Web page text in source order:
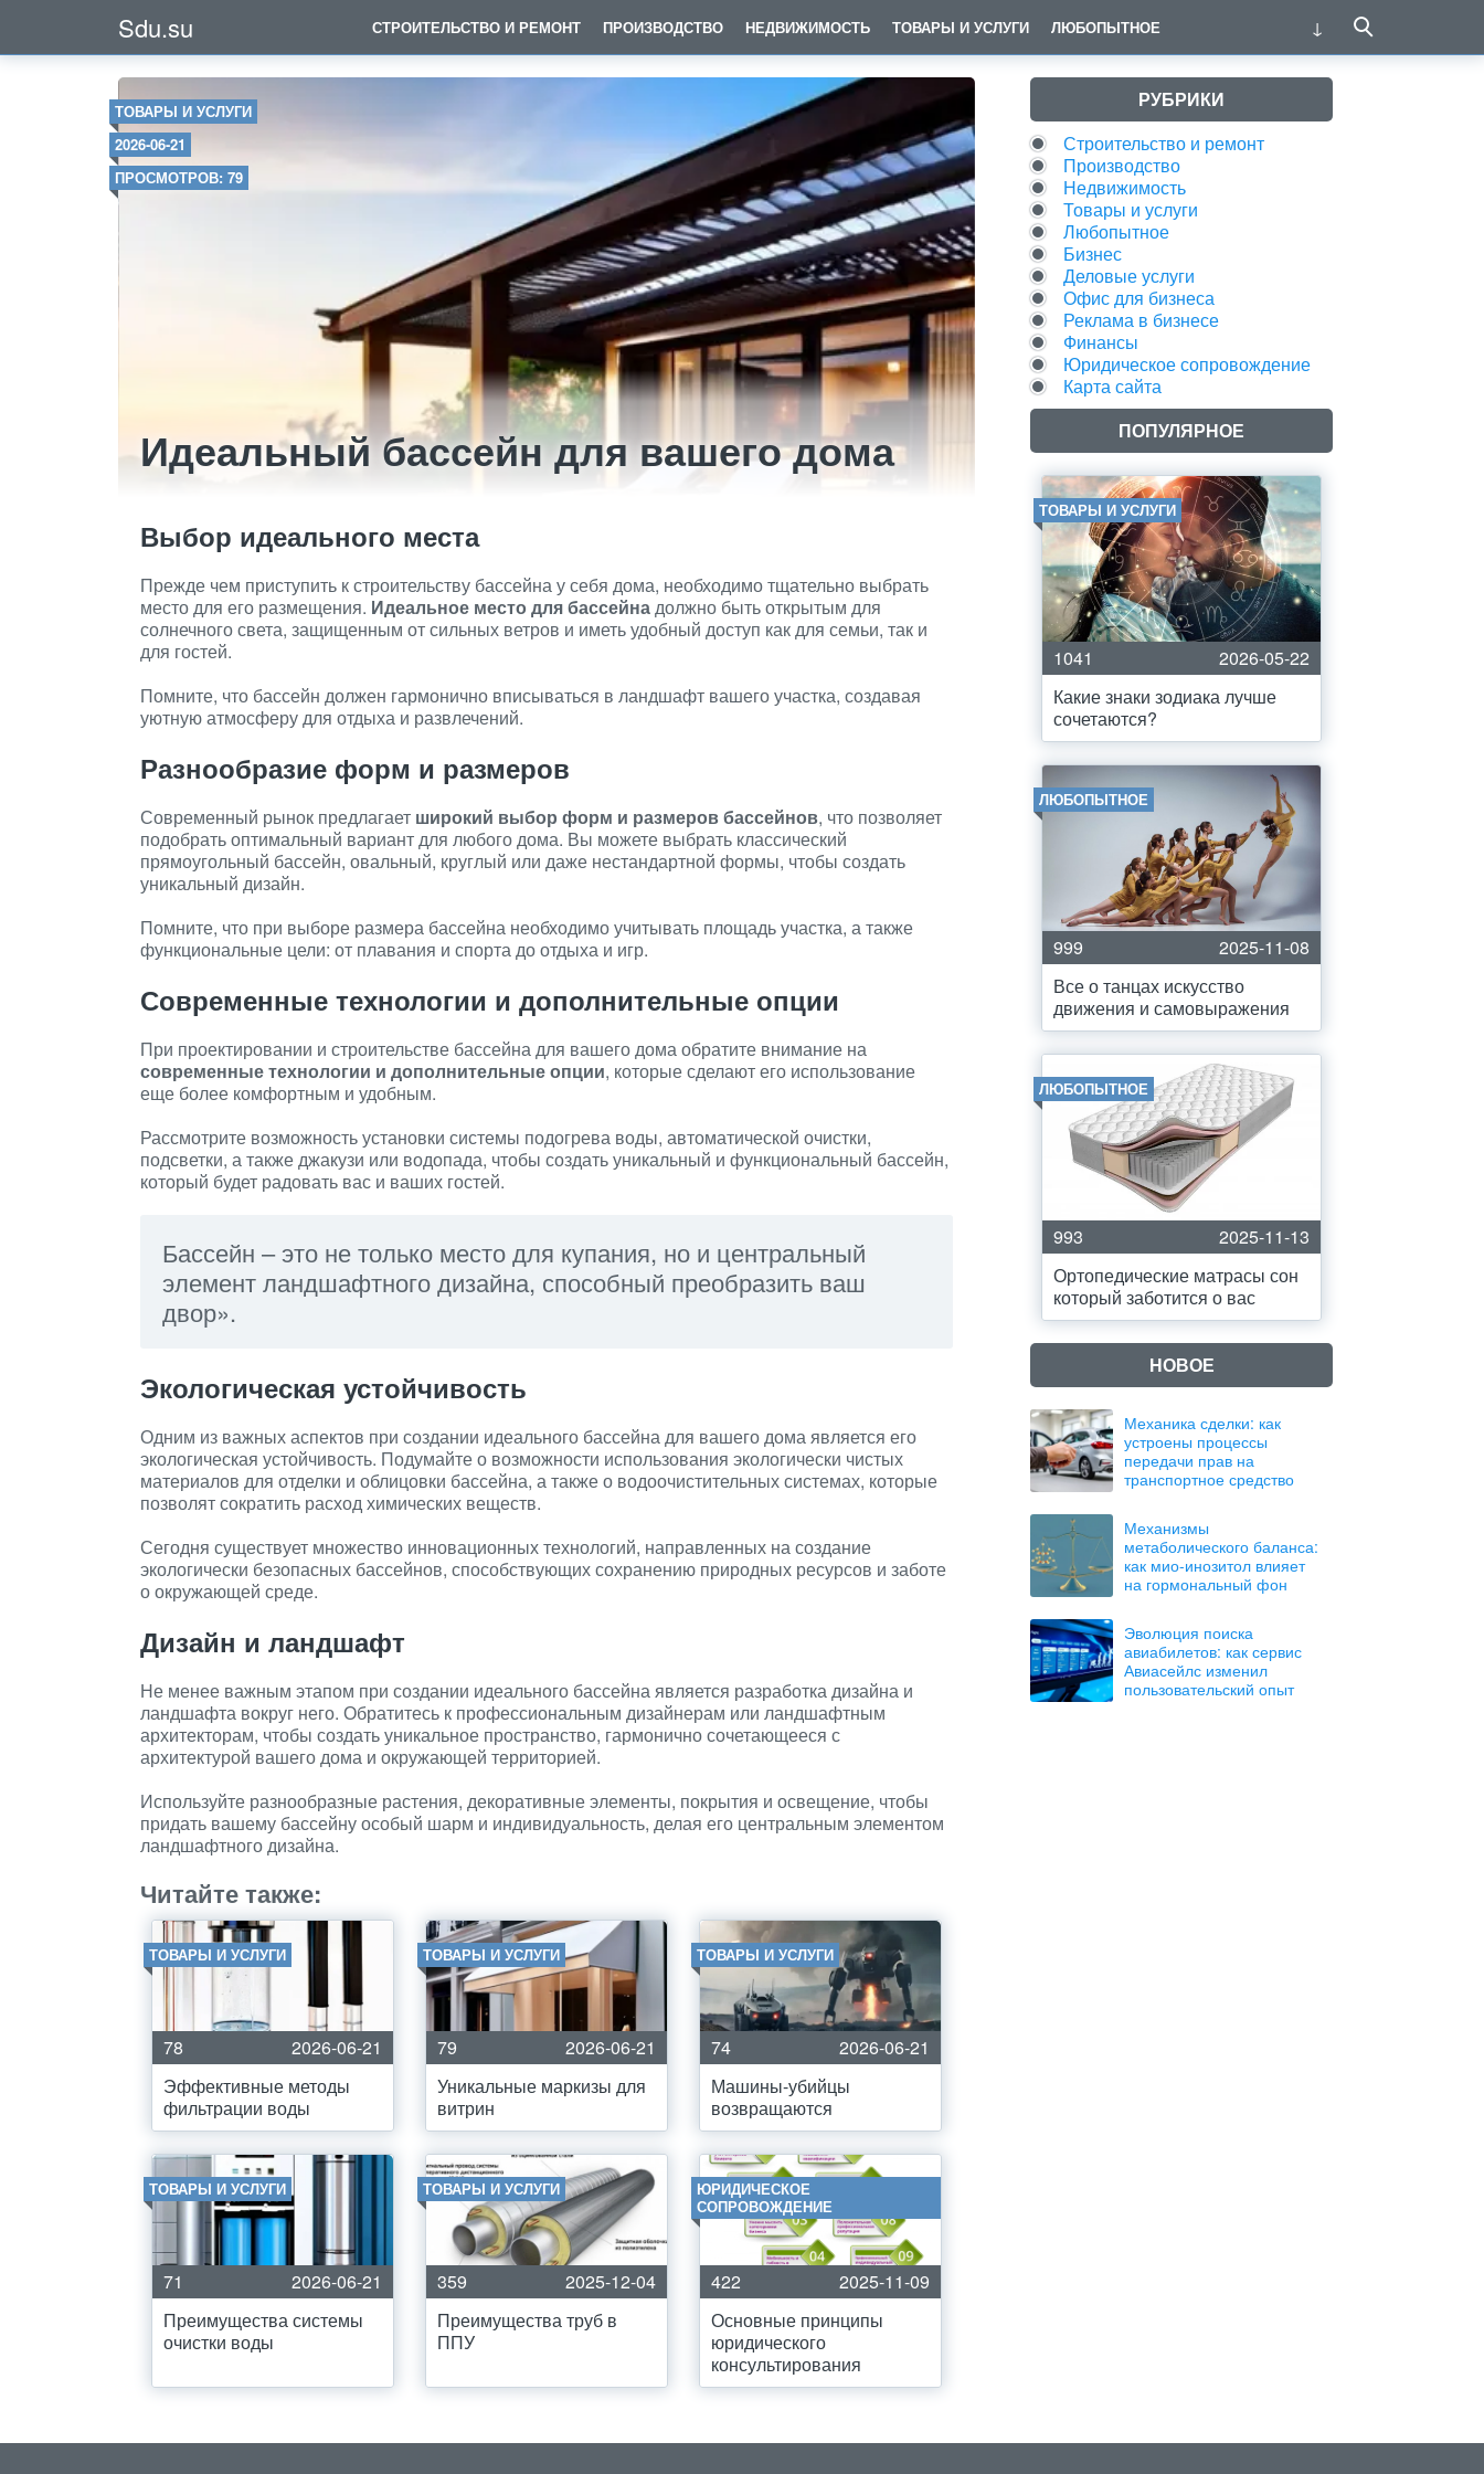
Sdu.su СТРОИТЕЛЬСТВО И РЕМОНТ ПРОИЗВОДСТВО НЕДВИЖИМОСТЬ ТОВАРЫ И УСЛУГИ ЛЮБОПЫТНОЕ
ТОВАРЫ И УСЛУГИ
2026-06-21
ПРОСМОТРОВ: 79
Идеальный бассейн для вашего дома
Выбор идеального места
Прежде чем приступить к строительству бассейна у себя дома, необходимо тщательно выбрать
место для его размещения. Идеальное место для бассейнадолжно быть открытым для
солнечного света, защищенным от сильных ветров и иметь удобный доступ как для семьи, так и
для гостей.
Помните, что бассейн должен гармонично вписываться в ландшафт вашего участка, создавая
уютную атмосферу для отдыха и развлечений.
Разнообразие форм и размеров
Современный рынок предлагает широкий выбор форм и размеров бассейнов, что позволяет
подобрать оптимальный вариант для любого дома. Вы можете выбрать классический
прямоугольный бассейн, овальный, круглый или даже нестандартной формы, чтобы создать
уникальный дизайн.
Помните, что при выборе размера бассейна необходимо учитывать площадь участка, а также
функциональные цели: от плавания и спорта до отдыха и игр.
Современные технологии и дополнительные опции
При проектировании и строительстве бассейна для вашего дома обратите внимание на
современные технологии и дополнительные опции, которые сделают его использование
еще более комфортным и удобным.
Рассмотрите возможность установки системы подогрева воды, автоматической очистки,
подсветки, а также джакузи или водопада, чтобы создать уникальный и функциональный бассейн,
который будет радовать вас и ваших гостей.
Бассейн – это не только место для купания, но и центральный
элемент ландшафтного дизайна, способный преобразить ваш
двор».
Экологическая устойчивость
Одним из важных аспектов при создании идеального бассейна для вашего дома является его
экологическая устойчивость. Подумайте о возможности использования экологически чистых
материалов для отделки и облицовки бассейна, а также о водоочистительных системах, которые
позволят сократить расход химических веществ.
Сегодня существует множество инновационных технологий, направленных на создание
экологически безопасных бассейнов, способствующих сохранению природных ресурсов и заботе
о окружающей среде.
Дизайн и ландшафт
Не менее важным этапом при создании идеального бассейна является разработка дизайна и
ландшафта вокруг него. Обратитесь к профессиональным дизайнерам или ландшафтным
архитекторам, чтобы создать уникальное пространство, гармонично сочетающееся с
архитектурой вашего дома и окружающей территорией.
Используйте разнообразные растения, декоративные элементы, покрытия и освещение, чтобы
придать вашему бассейну особый шарм и индивидуальность, делая его центральным элементом
ландшафтного дизайна.
Читайте также:
ТОВАРЫ И УСЛУГИ
78
2026-06-21
Эффективные методы
фильтрации воды
ТОВАРЫ И УСЛУГИ
79
2026-06-21
Уникальные маркизы для
витрин
ТОВАРЫ И УСЛУГИ
74
2026-06-21
Машины-убийцы
возвращаются
ТОВАРЫ И УСЛУГИ
71
2026-06-21
Преимущества системы
очистки воды
ТОВАРЫ И УСЛУГИ
359
2025-12-04
Преимущества труб в
ППУ
ЮРИДИЧЕСКОЕ
СОПРОВОЖДЕНИЕ
422
2025-11-09
Основные принципы
юридического
консультирования
РУБРИКИ
Строительство и ремонт
Производство
Недвижимость
Товары и услуги
Любопытное
Бизнес
Деловые услуги
Офис для бизнеса
Реклама в бизнесе
Финансы
Юридическое сопровождение
Карта сайта
ПОПУЛЯРНОЕ
ТОВАРЫ И УСЛУГИ
1041
2026-05-22
Какие знаки зодиака лучше
сочетаются?
ЛЮБОПЫТНОЕ
999
2025-11-08
Все о танцах искусство
движения и самовыражения
ЛЮБОПЫТНОЕ
993
2025-11-13
Ортопедические матрасы сон
который заботится о вас
НОВОЕ
Механика сделки: как
устроены процессы
передачи прав на
транспортное средство
Механизмы
метаболического баланса:
как мио-инозитол влияет
на гормональный фон
Эволюция поиска
авиабилетов: как сервис
Авиасейлс изменил
пользовательский опыт